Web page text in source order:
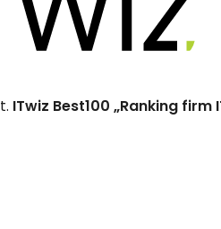
ITwiz Best100 „Ranking